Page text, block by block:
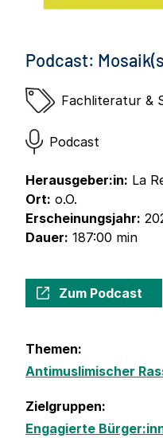
Podcast:
Fachliteratur &
Podcast
Herausgeber:in: La
Ort: o.O.
Erscheinungsjahr:
Dauer: 187:00 min
Zum Podcast
Themen:
Antimuslimischer
Zielgruppen:
Engagierte